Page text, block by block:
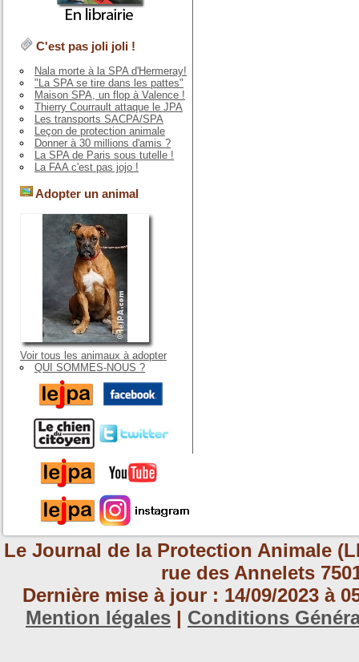
C'est pas joli joli !
Nala morte à la SPA d'Hermeray!
"La SPA se tire dans les pattes"
Maison SPA, un flop à Valence !
Thierry Courrault attaque le JPA
Les transports SACPA/SPA
Leçon de protection animale
Donner à 30 millions d'amis ?
La SPA de Paris sous tutelle !
La FAA c'est pas jojo !
Adopter un animal
Voir tous les animaux à adopter
QUI SOMMES-NOUS ?
Le Journal de la Protection Animale
rue des Annelets
Dernière mise à jour : 14/09/2023 à
Mention légales | Conditions